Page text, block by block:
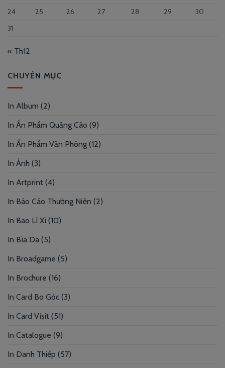
24
25 26 27 28 29
30
31
« Th12
CHUYÊN MỤC
In Album (2)
In Ấn Phẩm Quảng Cáo (9)
In Ấn Phẩm Văn Phòng (12)
In Ảnh (3)
In Artprint (4)
In Báo Cáo Thường Niên (2)
In Bao Lì Xì (10)
In Bìa Da (5)
In Broadgame (5)
In Brochure (16)
In Card Bo Góc (3)
In Card Visit (51)
In Catalogue (9)
In Danh Thiếp (57)